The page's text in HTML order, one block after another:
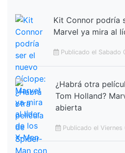
Kit Connor podría
Marvel ya mira al
Publicado el Sabado
¿Habrá otra
Tom Holland?
abierta
Publicado el